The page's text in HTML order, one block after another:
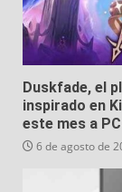
Duskfade, el
inspirado en
este mes a
6 de agosto de